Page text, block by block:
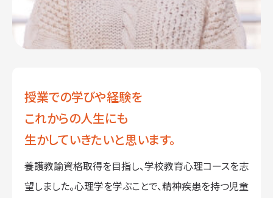
授業での学びや経験を
これからの人生にも
生かしていきたいと思います。
養護教諭資格取得を目指し、学校教育心理コースを志
望しました。心理学を学ぶことで、精神疾患を持つ児童